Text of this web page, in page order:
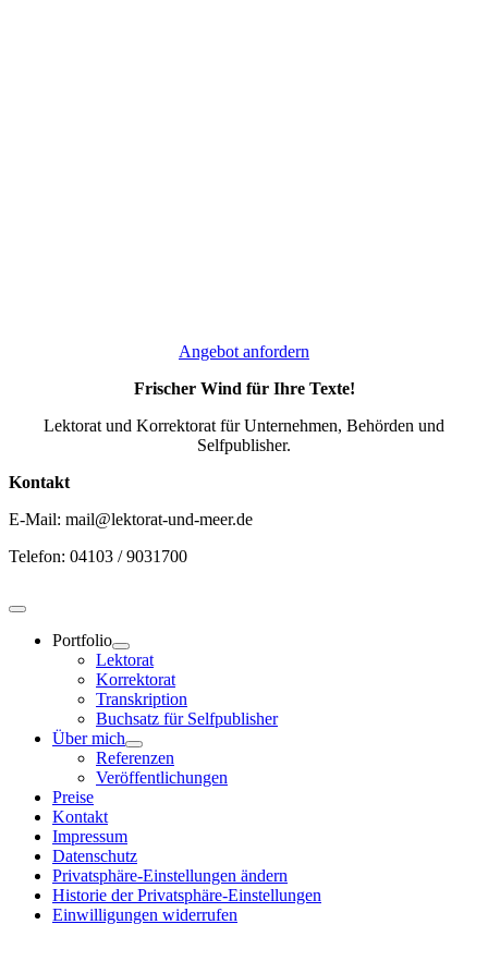
Angebot anfordern
Frischer Wind für Ihre Texte!
Lektorat und Korrektorat für Unternehmen, Behörden und
Selfpublisher.
Kontakt
E-Mail: mail@lektorat-und-meer.de
Telefon: 04103 / 9031700
Toggle
NavigationPortfolio
Lektorat
Korrektorat
Transkription
Buchsatz für Selfpublisher
Über mich
Referenzen
Veröffentlichungen
Preise
Kontakt
Impressum
Datenschutz
Privatsphäre-Einstellungen ändern
Historie der Privatsphäre-Einstellungen
Einwilligungen widerrufen